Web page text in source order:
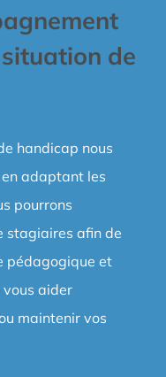
de
handicap nous
adaptant les
pourrons
stagiaires afin de
pédagogique et
aider
maintenir vos